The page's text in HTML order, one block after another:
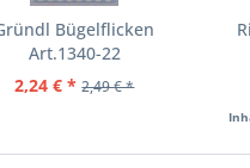
Bügelflicken
Art.1340-22
2,24 € * 2,49 € *